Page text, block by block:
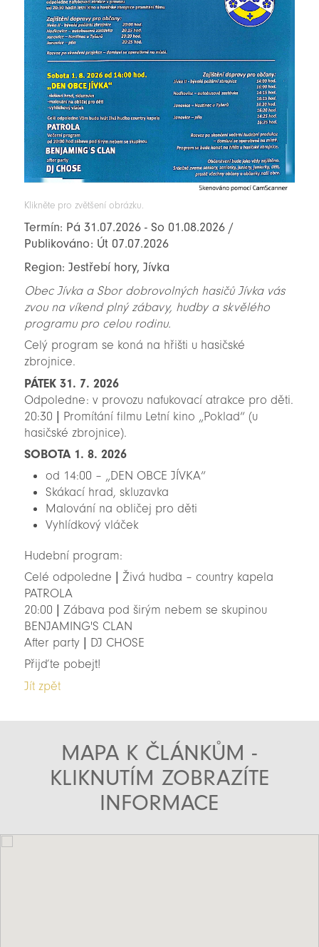
Klikněte pro zvětšení obrázku.
Termín: Pá 31.07.2026 - So 01.08.2026 /
Publikováno: Út 07.07.2026
Region: Jestřebí hory, Jívka
Obec Jívka a Sbor dobrovolných hasičů Jívka vás
zvou na víkend plný zábavy, hudby a skvělého
programu pro celou rodinu.
Celý program se koná na hřišti u hasičské
zbrojnice.
PÁTEK 31. 7. 2026
Odpoledne: v provozu nafukovací atrakce pro děti.
20:30 | Promítání filmu Letní kino „Poklad“ (u
hasičské zbrojnice).
SOBOTA 1. 8. 2026
od 14:00 – „DEN OBCE JÍVKA“
Skákací hrad, skluzavka
Malování na obličej pro děti
Vyhlídkový vláček
Hudební program:
Celé odpoledne | Živá hudba – country kapela
PATROLA
20:00 | Zábava pod širým nebem se skupinou
BENJAMING'S CLAN
After party | DJ CHOSE
Přijďte pobejt!
Jít zpět
MAPA K ČLÁNKŮM -
KLIKNUTÍM ZOBRAZÍTE
INFORMACE